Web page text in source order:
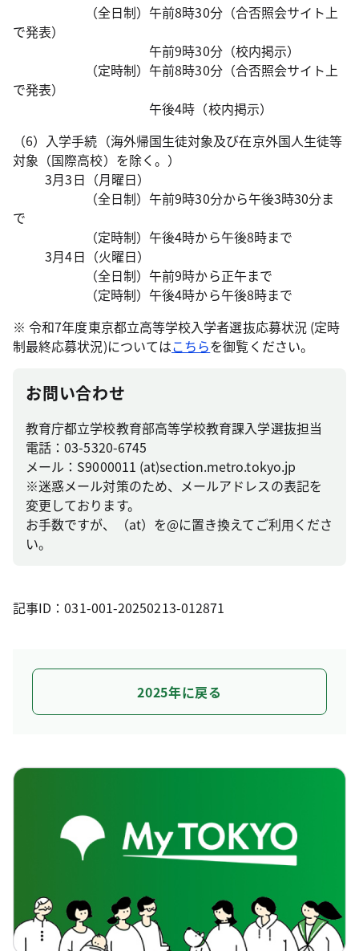
（全日制）午前8時30分（合否照会サイト上
で発表）
午前9時30分（校内掲示）
（定時制）午前8時30分（合否照会サイト上
で発表）
午後4時（校内掲示）
（6）入学手続（海外帰国生徒対象及び在京外国人生徒等
対象（国際高校）を除く。）
3月3日（月曜日）
（全日制）午前9時30分から午後3時30分ま
で
（定時制）午後4時から午後8時まで
3月4日（火曜日）
（全日制）午前9時から正午まで
（定時制）午後4時から午後8時まで
※ 令和7年度東京都立高等学校入学者選抜応募状況 (定時
制最終応募状況)についてはこちらを御覧ください。
お問い合わせ
教育庁都立学校教育部高等学校教育課入学選抜担当
電話：03-5320-6745
メール：S9000011 (at)section.metro.tokyo.jp
※迷惑メール対策のため、メールアドレスの表記を
変更しております。
お手数ですが、（at）を@に置き換えてご利用くださ
い。
記事ID：031-001-20250213-012871
2025年に戻る